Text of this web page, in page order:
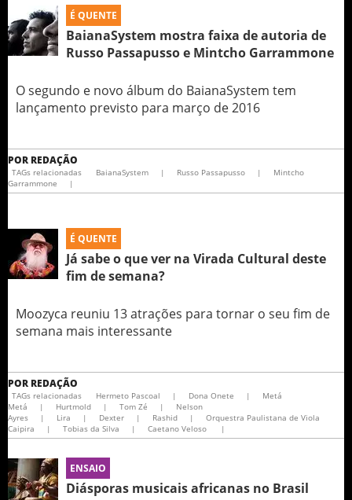
É QUENTE
BaianaSystem mostra faixa de autoria de
Russo Passapusso e Mintcho Garrammone
O segundo e novo álbum do BaianaSystem tem
lançamento previsto para março de 2016
POR REDAÇÃO
TAGs relacionadas BaianaSystem | Russo Passapusso |
Mintcho
Garrammone
|
É QUENTE
Já sabe o que ver na Virada Cultural deste
fim de semana?
Moozyca reuniu 13 atrações para tornar o seu fim de
semana mais interessante
POR REDAÇÃO
TAGs relacionadas Hermeto Pascoal | Dona Onete |
Metá
Metá
| Hurtmold | Tom Zé |
Nelson
Ayres
| Lira | Dexter | Rashid |
Orquestra Paulistana de Viola
Caipira
| Tobias da Silva | Caetano Veloso |
ENSAIO
Diásporas musicais africanas no Brasil